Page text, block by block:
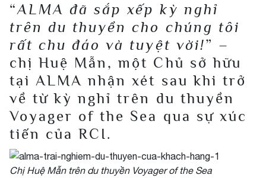
“ALMA đã sắp xếp kỳ nghỉ
trên du thuyền cho chúng tôi
rất chu đáo và tuyệt vời!” –
chị Huệ Mẫn, một Chủ sở hữu
tại ALMA nhận xét sau khi trở
về từ kỳ nghỉ trên du thuyền
Voyager of the Sea qua sự xúc
tiến của RCI.
Chị Huệ Mẫn trên du thuyền Voyager of the Sea